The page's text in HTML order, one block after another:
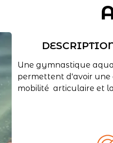
Une gymnastique
permettent d'avoir
mobilité articulaire et